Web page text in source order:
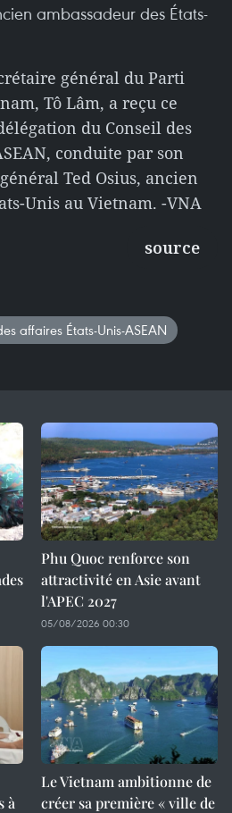
ambassadeur des États-
général du Parti
Tô Lâm, a reçu ce
du Conseil des
conduite par son
Ted Osius, ancien
Unis au Vietnam. -VNA
source
affaires États-Unis-ASEAN
Phu Quoc renforce son
attractivité en Asie avant
l'APEC 2027
05/08/2026 00:30
à
Le Vietnam ambitionne de
créer sa première « ville de